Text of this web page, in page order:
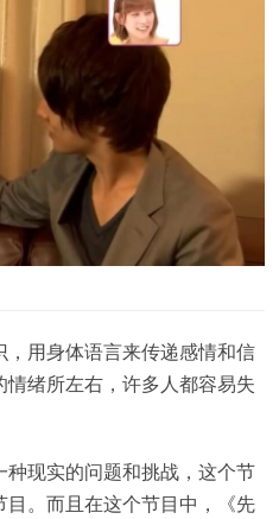
用身体语言来传递感情和信
绪所左右，许多人都容易失
现实的问题和挑战，这个节
。而且在这个节目中，《先